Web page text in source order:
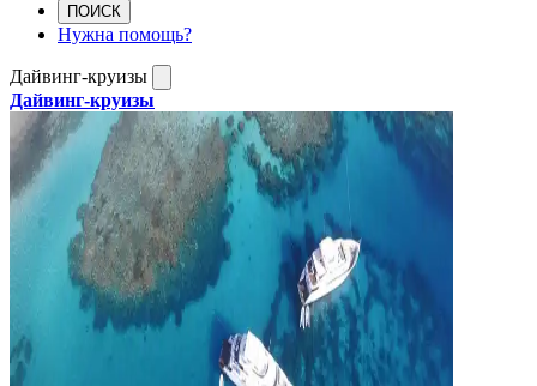
ПОИСК
Нужна помощь?
Дайвинг-круизы
Дайвинг-круизы